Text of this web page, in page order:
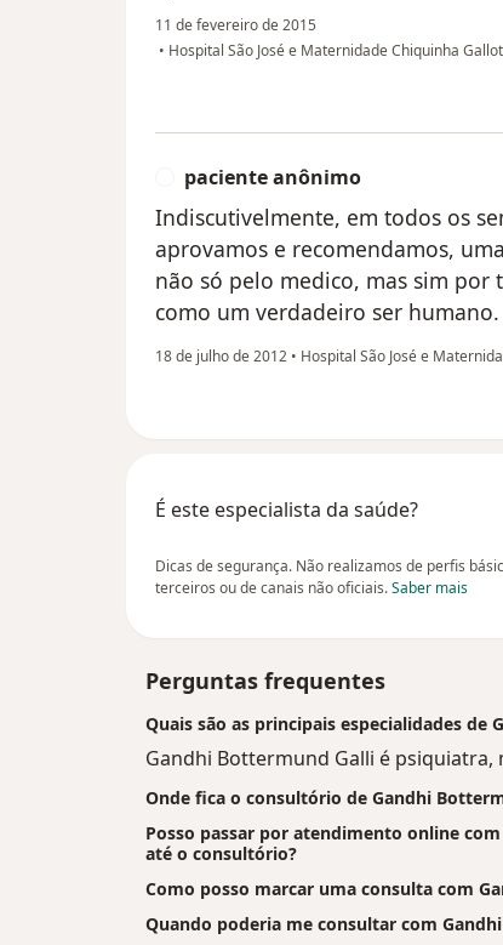
11 de fevereiro de 2015
• Hospital São José e Maternidade Chiquinha
paciente anônimo
Indiscutivelmente, em todos os
aprovamos e recomendamos,
não só pelo medico, mas sim
como um verdadeiro ser humano.
18 de julho de 2012 • Hospital São José e
É este especialista da saúde?
Dicas de segurança. Não realizamos de perfis
terceiros ou de canais não oficiais.Saber mais
Perguntas frequentes
Quais são as principais especialidades de
Gandhi Bottermund Galli é psiquiatra,
Onde fica o consultório de Gandhi
Posso passar por atendimento online
até o consultório?
Como posso marcar uma consulta com
Quando poderia me consultar com